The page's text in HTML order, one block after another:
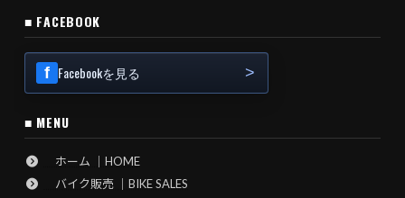
■ FACEBOOK
Facebookを見る
■ MENU
ホーム ｜HOME
バイク販売 ｜BIKE SALES